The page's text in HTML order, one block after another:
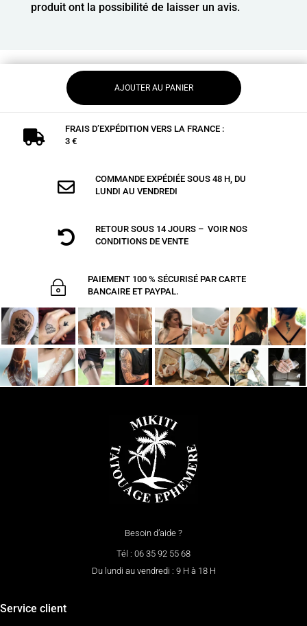
produit ont la possibilité de laisser un avis.
AJOUTER AU PANIER

FRAIS D’EXPÉDITION VERS LA FRANCE :
3 €

COMMANDE EXPÉDIÉE SOUS 48 H, DU
LUNDI AU VENDREDI

RETOUR SOUS 14 JOURS – VOIR NOS
CONDITIONS DE VENTE
~
PAIEMENT 100 % SÉCURISÉ PAR CARTE
BANCAIRE ET PAYPAL.
Besoin d’aide ?
Tél : 06 35 92 55 68
Du lundi au vendredi : 9 H à 18 H
Service client